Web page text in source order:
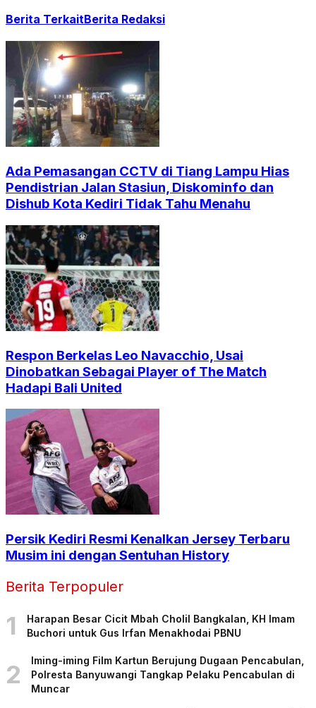
Berita TerkaitBerita Redaksi
Ada Pemasangan CCTV di Tiang Lampu Hias
Pendistrian Jalan Stasiun, Diskominfo dan
Dishub Kota Kediri Tidak Tahu Menahu
Respon Berkelas Leo Navacchio, Usai
Dinobatkan Sebagai Player of The Match
Hadapi Bali United
Persik Kediri Resmi Kenalkan Jersey Terbaru
Musim ini dengan Sentuhan History
Berita Terpopuler
1
Harapan Besar Cicit Mbah Cholil Bangkalan, KH Imam
Buchori untuk Gus Irfan Menakhodai PBNU
2
Iming-iming Film Kartun Berujung Dugaan Pencabulan,
Polresta Banyuwangi Tangkap Pelaku Pencabulan di
Muncar